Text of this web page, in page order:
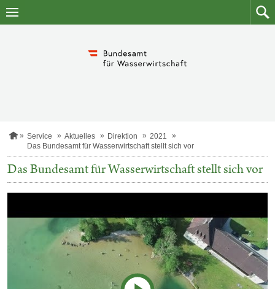
Zum
Zum
S
a
r
t
s
e
Service Aktuelles Direktion
2021
Das Bundesamt für Wasserwirtschaft stellt sich vor
Das Bundesamt für Wasserwirtschaft stellt sich vor